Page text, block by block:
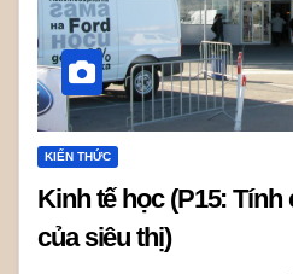
KIẾN THỨC
Kinh tế học (P15: Tính
của siêu thị)